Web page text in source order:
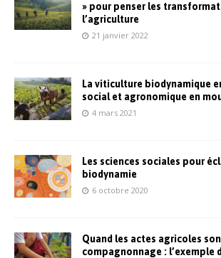
» pour penser les
l’agriculture
21 janvier 2022
La viticulture biodynamique
social et agronomique en
4 mars 2021
Les sciences sociales pour
biodynamie
6 octobre 2020
Quand les actes agricoles
compagnonnage : l’exemple